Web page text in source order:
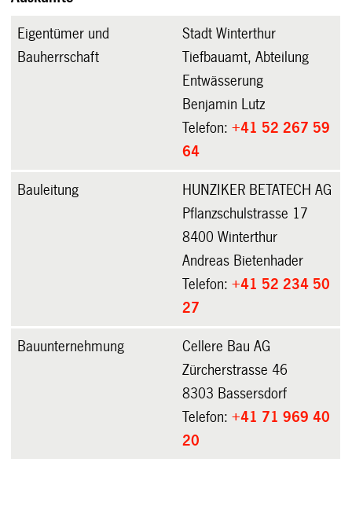
Eigentümer und
Bauherrschaft
Stadt Winterthur
Tiefbauamt, Abteilung
Entwässerung
Benjamin Lutz
Telefon:+41 52 267 59
64
Bauleitung
HUNZIKER BETATECH AG
Pflanzschulstrasse 17
8400 Winterthur
Andreas Bietenhader
Telefon:+41 52 234 50
27
Bauunternehmung
Cellere Bau AG
Zürcherstrasse 46
8303 Bassersdorf
Telefon:+41 71 969 40
20